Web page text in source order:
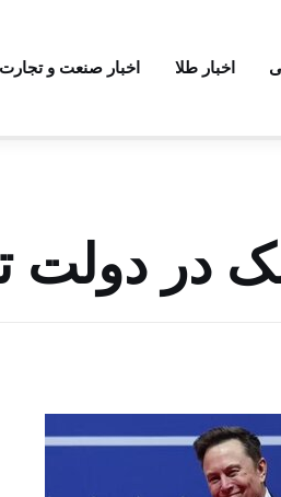
اخبار طلا اخبار صنعت و تجارت
در دولت